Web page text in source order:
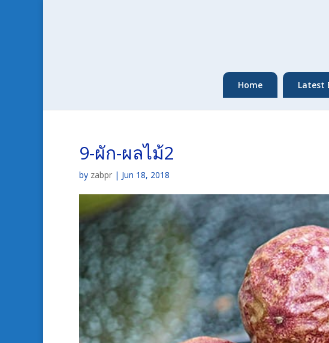
Home Latest
9-ผัก-ผลไม้2
by zabpr | Jun 18, 2018